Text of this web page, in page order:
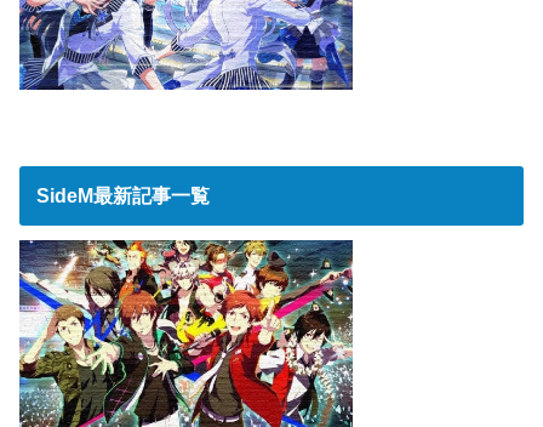
SideM最新記事一覧